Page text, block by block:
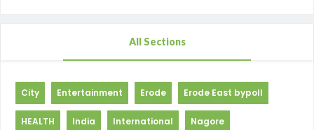
All Sections
City Entertainment Erode Erode East bypoll
HEALTH India International Nagore